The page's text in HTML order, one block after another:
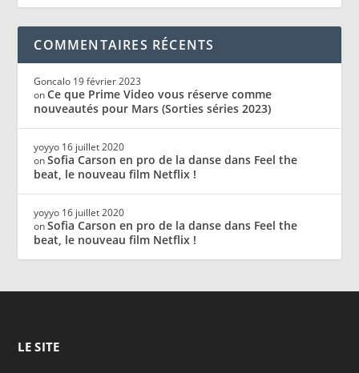
COMMENTAIRES RÉCENTS
Goncalo 19 février 2023
onCe que Prime Video vous réserve comme
nouveautés pour Mars (Sorties séries 2023)
yoyyo 16 juillet 2020
onSofia Carson en pro de la danse dans Feel the
beat, le nouveau film Netflix !
yoyyo 16 juillet 2020
onSofia Carson en pro de la danse dans Feel the
beat, le nouveau film Netflix !
LE SITE